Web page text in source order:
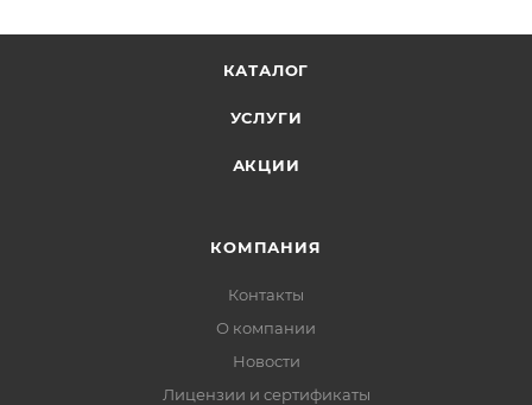
КАТАЛОГ
УСЛУГИ
АКЦИИ
КОМПАНИЯ
Контакты
О компании
Новости
Лицензии и сертификаты